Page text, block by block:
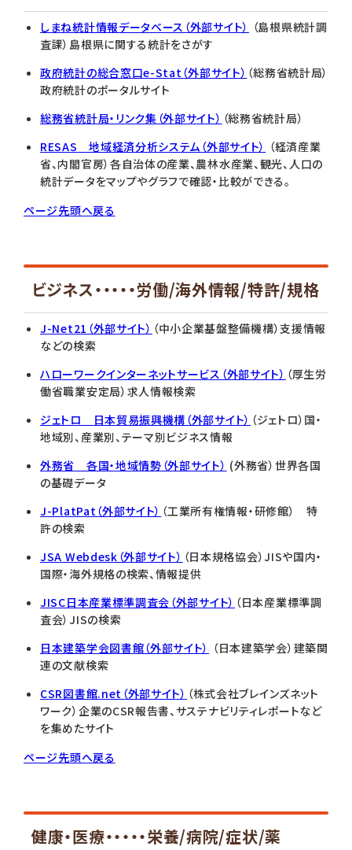
しまね統計情報データベース（外部サイト） （島根県統計調
査課）島根県に関する統計をさがす
政府統計の総合窓口e-Stat（外部サイト） （総務省統計局）
政府統計のポータルサイト
総務省統計局・リンク集（外部サイト） （総務省統計局）
RESAS 地域経済分析システム（外部サイト） （経済産業
省、内閣官房）各自治体の産業、農林水産業、観光、人口の
統計データをマップやグラフで確認・比較ができる。
ページ先頭へ戻る
ビジネス・・・・・労働/海外情報/特許/規格
J-Net21（外部サイト） （中小企業基盤整備機構）支援情報
などの検索
ハローワークインターネットサービス（外部サイト） （厚生労
働省職業安定局）求人情報検索
ジェトロ 日本貿易振興機構（外部サイト） （ジェトロ）国・
地域別、産業別、テーマ別ビジネス情報
外務省 各国・地域情勢（外部サイト） (外務省）世界各国
の基礎データ
J-PlatPat（外部サイト） （工業所有権情報・研修館） 特
許の検索
JSA Webdesk（外部サイト） （日本規格協会）JISや国内・
国際・海外規格の検索、情報提供
JISC日本産業標準調査会（外部サイト） （日本産業標準調
査会）JISの検索
日本建築学会図書館（外部サイト） （日本建築学会）建築関
連の文献検索
CSR図書館.net（外部サイト） （株式会社ブレインズネット
ワーク）企業のCSR報告書、サステナビリティレポートなど
を集めたサイト
ページ先頭へ戻る
健康・医療・・・・・栄養/病院/症状/薬